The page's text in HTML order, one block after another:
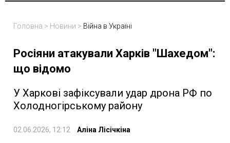
Головна > Новини > Війна в Україні
Росіяни атакували Харків "Шахедом":
що відомо
У Харкові зафіксували удар дрона РФ по
Холодногірському району
02.06.2026, 12:12 Аліна Лісічкіна